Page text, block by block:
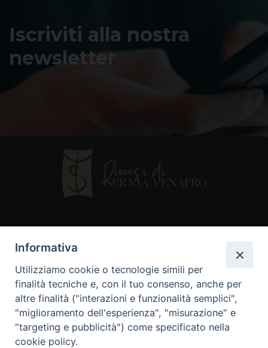
Iscriviti alla nostra
newsletter
86170 Isernia
086550849
segreteria@diocesiiserniavenafro.it
I nostri social
Informativa
Utilizziamo cookie o tecnologie simili per
finalità tecniche e, con il tuo consenso, anche per
altre finalità ("interazioni e funzionalità semplici",
"miglioramento dell'esperienza", "misurazione" e
"targeting e pubblicità") come specificato nella
cookie policy.